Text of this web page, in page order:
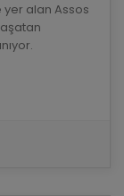
alan Assos